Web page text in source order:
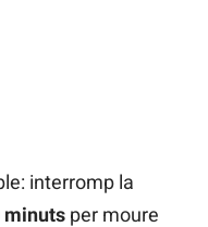
interromp la
minuts per moure